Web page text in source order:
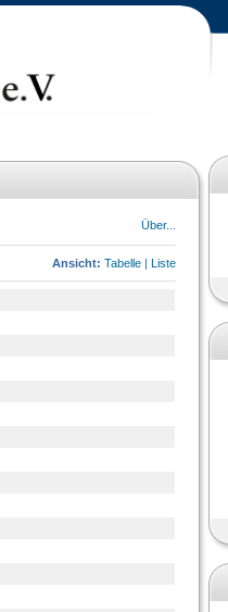
Über...
Ansicht: Tabelle | Liste